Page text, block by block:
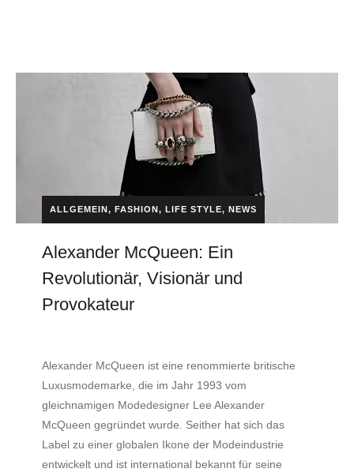
ALLGEMEIN , FASHION , LIFE STYLE, NEWS
Alexander McQueen: Ein
Revolutionär, Visionär und
Provokateur
Alexander McQueen ist eine renommierte britische
Luxusmodemarke, die im Jahr 1993 vom
gleichnamigen Modedesigner Lee Alexander
McQueen gegründet wurde. Seither hat sich das
Label zu einer globalen Ikone der Modeindustrie
entwickelt und ist international bekannt für seine